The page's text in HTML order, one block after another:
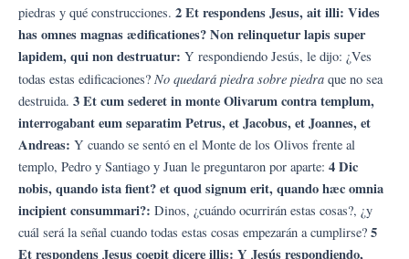
piedras y qué construcciones. 2 Et respondens Jesus, ait illi: Vides
has omnes magnas ædificationes? Non relinquetur lapis super
lapidem, qui non destruatur: Y respondiendo Jesús, le dijo: ¿Ves
todas estas edificaciones? No quedará piedra sobre piedra que no sea
destruida. 3 Et cum sederet in monte Olivarum contra templum,
interrogabant eum separatim Petrus, et Jacobus, et Joannes, et
Andreas: Y cuando se sentó en el Monte de los Olivos frente al
templo, Pedro y Santiago y Juan le preguntaron por aparte: 4 Dic
nobis, quando ista fient? et quod signum erit, quando hæc omnia
incipient consummari?: Dinos, ¿cuándo ocurrirán estas cosas?, ¿y
cuál será la señal cuando todas estas cosas empezarán a cumplirse? 5
Et respondens Jesus coepit dicere illis: Y Jesús respondiendo,